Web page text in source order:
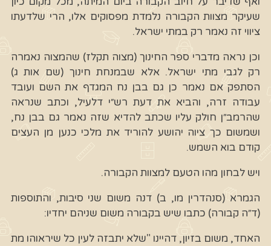
שעיקר מצוות הקבורה נלמדת מפסוקים אלו, הרי שלדעתו
ציווי זה נאמר רק במתי ישראל.
וכן נראה מדברי ספר החינוך (מצוה תקלז) שהמצוה נאמרה
רק לגבי מתי ישראל. אלא שבמנחת חינוך (שם אות ג)
הסתפק אם נאמר כן גם בבן נח המגדף את השם ועובד
עבודה זרה, והביא את דעת רש״י דלעיל, וכתב שנראה
שהרמב״ן חולק עליו שכתב להדיא שזה נאמר גם בבן נח,
ושמשום כך ציוה יהושע להוריד את מלכי כנען מן העצים
קודם בוא השמש.
ויש לבחון מהו הטעם למצוות הקבורה.
הגמרא (סנהדרין מו, ב) דנה משום שני סיבות, והתוספות
(ד״ה קבורה) כתבו שיש בקבורה משום שניהם יחדיו:
האחד, משום בזיון, דהיינו "שלא יתבזה לעין כל שיראוהו מת